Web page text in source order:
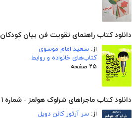
دانلود کتاب راهنمای تقویت فن بیان کودکان
از: سعید امام موسوی
کتاب‌های خانواده و روابط
۲۵ صفحه
دانلود کتاب ماجراهای شرلوک هولمز - شماره ۱
از: سر آرتور کانن دویل